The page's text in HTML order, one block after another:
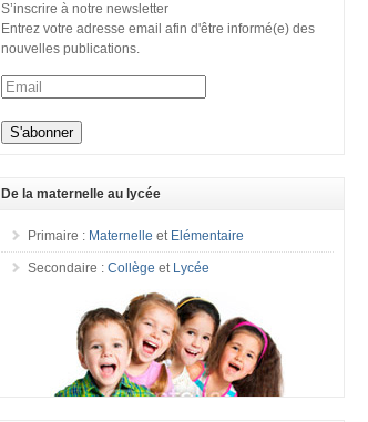
S’inscrire à notre newsletter
Entrez votre adresse email afin d'être informé(e) des
nouvelles publications.
De la maternelle au lycée
Primaire : Maternelle et Elémentaire
Secondaire :Collège et Lycée